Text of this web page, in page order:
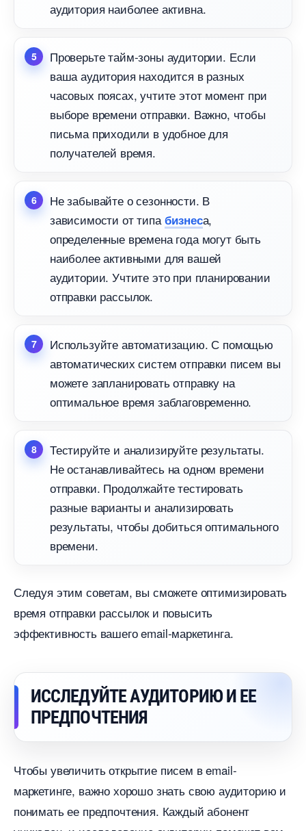
аудитория наиболее активна.
Проверьте тайм-зоны аудитории. Если
аша аудитория находится в разных
часовых поясах, учтите этот момент при
ыборе времени отправки. Важно, чтобы
письма приходили в удобное для
получателей время.
Не забывайте о сезонности.
зависимости от типаизнеса,
определенные времена года могут быть
наиболее активными для вашей
аудитории. Учтите это при планировании
отправки рассылок.
Используйте автоматизацию. С помощью
автоматических систем отправки писем вы
можете запланировать отправку на
оптимальное время заблаговременно.
Тестируйте и анализируйте результаты.
Не останавливайтесь на одном времени
отправки. Продолжайте тестировать
разные варианты и анализировать
результаты, чтобы добиться оптимального
ремени.
Следуя этим советам, вы сможете оптимизировать
ремя отправки рассылок и повысить
эффективность вашего email-маркетинга.
ИССЛЕДУЙТЕ АУДИТОРИЮ И ЕЕ
ПРЕДПОЧТЕНИЯ
Чтобы увеличить открытие писем в email-
маркетинге, важно хорошо знать свою аудиторию и
понимать ее предпочтения. Каждый абонент